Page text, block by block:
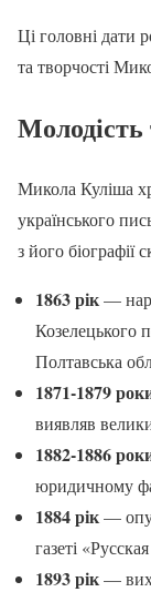
Ці головні дати
та творчості
Молодість
Микола Куліша
українського
з його біографії
1863 рік—
Козелецького
Полтавська
1871-1879
виявляв
1882-1886
юридичному
1884 рік—
газеті
1893 рік—